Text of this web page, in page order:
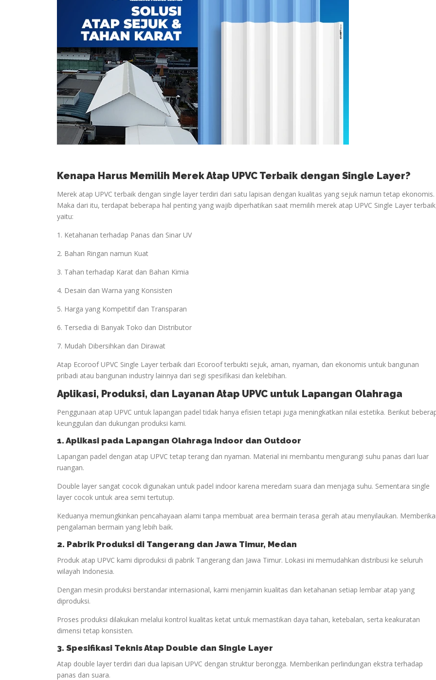
Kenapa Harus Memilih Merek Atap UPVC Terbaik dengan Single Layer?
Merek atap UPVC terbaik dengan single layer terdiri dari satu lapisan dengan kualitas yang sejuk namun tetap ekonomis.
Maka dari itu, terdapat beberapa hal penting yang wajib diperhatikan saat memilih merek atap UPVC Single Layer
yaitu:
1. Ketahanan terhadap Panas dan Sinar UV
2. Bahan Ringan namun Kuat
3. Tahan terhadap Karat dan Bahan Kimia
4. Desain dan Warna yang Konsisten
5. Harga yang Kompetitif dan Transparan
6. Tersedia di Banyak Toko dan Distributor
7. Mudah Dibersihkan dan Dirawat
Atap Ecoroof UPVC Single Layer terbaik dari Ecoroof terbukti sejuk, aman, nyaman, dan ekonomis untuk bangunan
pribadi atau bangunan industry lainnya dari segi spesifikasi dan kelebihan.
Aplikasi, Produksi, dan Layanan Atap UPVC untuk Lapangan Olahraga
Penggunaan atap UPVC untuk lapangan padel tidak hanya efisien tetapi juga meningkatkan nilai estetika. Berikut
keunggulan dan dukungan produksi kami.
1. Aplikasi pada Lapangan Olahraga Indoor dan Outdoor
Lapangan padel dengan atap UPVC tetap terang dan nyaman. Material ini membantu mengurangi suhu panas dari luar
ruangan.
Double layer sangat cocok digunakan untuk padel indoor karena meredam suara dan menjaga suhu. Sementara single
layer cocok untuk area semi tertutup.
Keduanya memungkinkan pencahayaan alami tanpa membuat area bermain terasa gerah atau menyilaukan.
pengalaman bermain yang lebih baik.
2. Pabrik Produksi di Tangerang dan Jawa Timur, Medan
Produk atap UPVC kami diproduksi di pabrik Tangerang dan Jawa Timur. Lokasi ini memudahkan distribusi ke seluruh
wilayah Indonesia.
Dengan mesin produksi berstandar internasional, kami menjamin kualitas dan ketahanan setiap lembar atap yang
diproduksi.
Proses produksi dilakukan melalui kontrol kualitas ketat untuk memastikan daya tahan, ketebalan, serta keakuratan
dimensi tetap konsisten.
3. Spesifikasi Teknis Atap Double dan Single Layer
Atap double layer terdiri dari dua lapisan UPVC dengan struktur berongga. Memberikan perlindungan ekstra terhadap
panas dan suara.